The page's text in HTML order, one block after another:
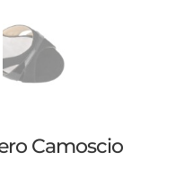
Camoscio